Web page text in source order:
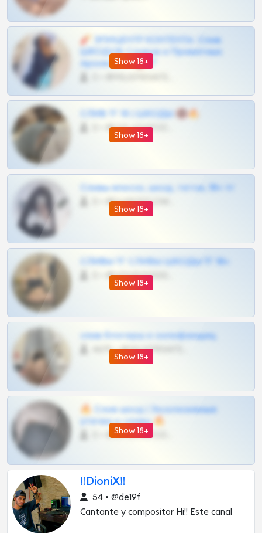
Show 18+
🧨 ЭПИЦЕНТР КОНТЕНТА: Слив
ШКОДОВ Сливов и Приватных
Архивов ТГ 🔞💎
Show 18+
СЛИВ ТГ 18 | ШКОДЫ 🔞🔥
Show 18+
Сливы вписок, шкод, теток, 18+ тг
Show 18+
СЛИВЫ ТГ СЛИВЫ ШКОДЫ ТГ 18+
Show 18+
слив блогерш и онлифанщиц
4675 •
Show 18+
🔥 Слив шкод | Эксклюзивные
утечки и сливы 🔥
‼️DioniX‼️
54 • @de19f
Cantante y compositor Hi!! Este canal